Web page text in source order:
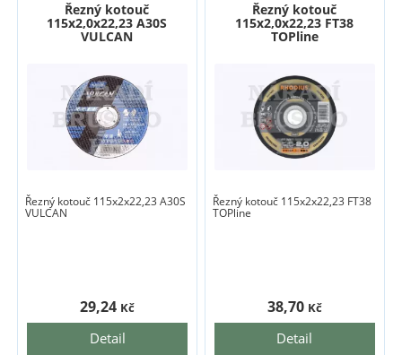
Řezný kotouč
115x2,0x22,23 A30S
VULCAN
Řezný kotouč 115x2x22,23 A30S
VULCAN
Detail
29,24 Kč
Řezný kotouč
115x2,0x22,23 FT38
TOPline
Řezný kotouč 115x2x22,23 FT38
TOPline
Detail
38,70 Kč